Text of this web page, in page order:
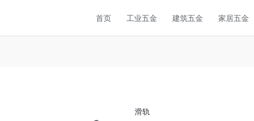
首页 工业五金 建筑五金 家居五金
滑轨